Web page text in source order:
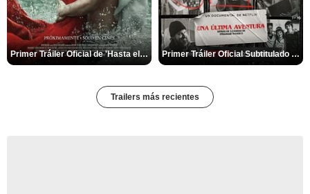
Primer Tráiler Oficial de 'Hasta el fin del mundo' Primer Tráiler Oficial Subtitulado de 'Una última aventura: Detrás de cámaras de Stranger Things 5'
Trailers más recientes